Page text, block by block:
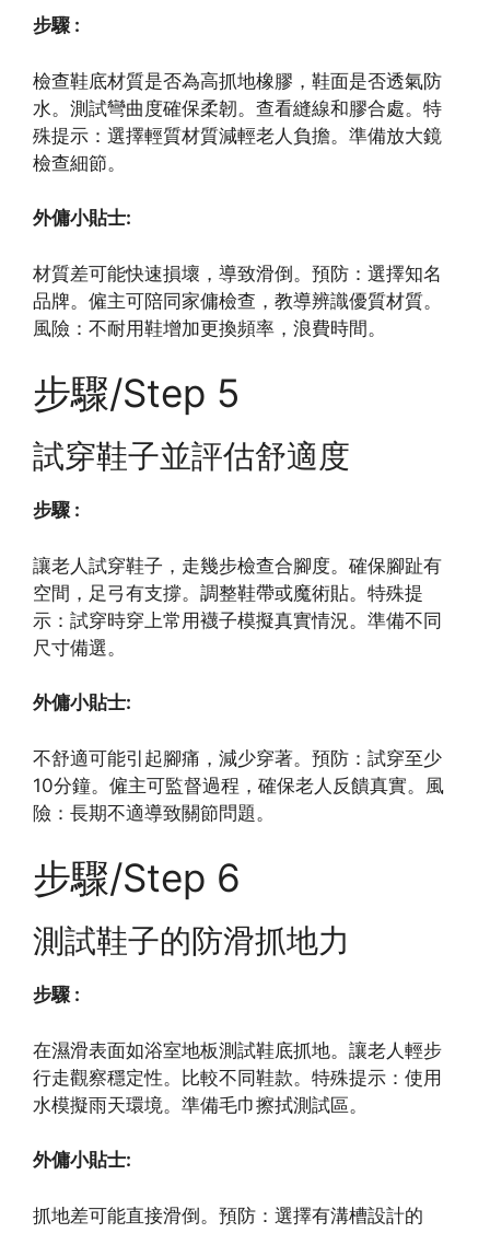
步驟 :
檢查鞋底材質是否為高抓地橡膠，鞋面是否透氣防
水。測試彎曲度確保柔韌。查看縫線和膠合處。特
殊提示：選擇輕質材質減輕老人負擔。準備放大鏡
檢查細節。
外傭小貼士:
材質差可能快速損壞，導致滑倒。預防：選擇知名
品牌。僱主可陪同家傭檢查，教導辨識優質材質。
風險：不耐用鞋增加更換頻率，浪費時間。
步驟/Step 5
試穿鞋子並評估舒適度
步驟 :
讓老人試穿鞋子，走幾步檢查合腳度。確保腳趾有
空間，足弓有支撐。調整鞋帶或魔術貼。特殊提
示：試穿時穿上常用襪子模擬真實情況。準備不同
尺寸備選。
外傭小貼士:
不舒適可能引起腳痛，減少穿著。預防：試穿至少
10分鐘。僱主可監督過程，確保老人反饋真實。風
險：長期不適導致關節問題。
步驟/Step 6
測試鞋子的防滑抓地力
步驟 :
在濕滑表面如浴室地板測試鞋底抓地。讓老人輕步
行走觀察穩定性。比較不同鞋款。特殊提示：使用
水模擬雨天環境。準備毛巾擦拭測試區。
外傭小貼士:
抓地差可能直接滑倒。預防：選擇有溝槽設計的